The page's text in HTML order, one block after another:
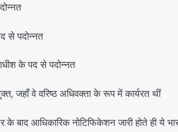
से पदोन्नत
के पद से पदोन्नत
जहाँ वे वरिष्ठ अधिवक्ता के रूप में कार्यरत थीं
के बाद आधिकारिक नोटिफिकेशन जारी होते ही ये